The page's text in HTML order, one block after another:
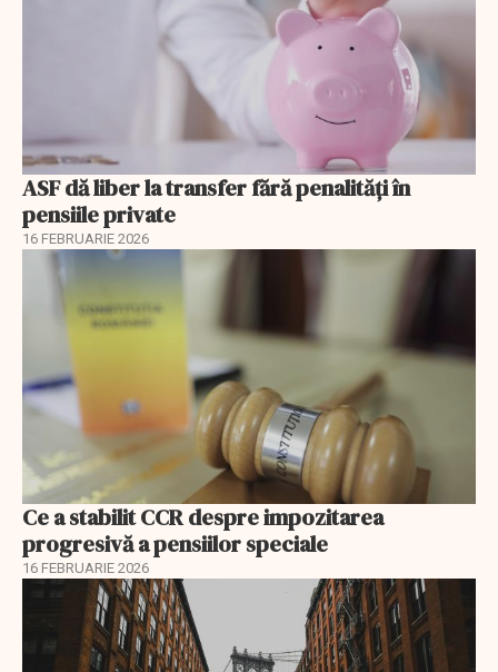
ASF dă liber la transfer fără penalități în
pensiile private
16 FEBRUARIE 2026
Ce a stabilit CCR despre impozitarea
progresivă a pensiilor speciale
16 FEBRUARIE 2026